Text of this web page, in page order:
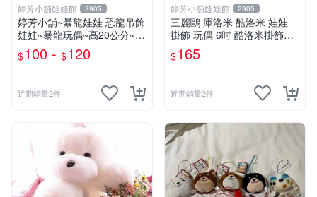
婷芳小舖娃娃館 2905
婷芳小舖~暴龍娃娃 恐龍吊飾
娃娃~暴龍玩偶~高20公分~恐
龍娃娃~侏儸紀世界~暴龍 暴
龍玩偶~生日/情人禮物~全省
$100 - $120
近期銷量2件
婷芳小舖娃娃館 2905
三麗鷗 庫洛米 酷洛米 娃娃
掛飾 玩偶 6吋 酷洛米掛飾飾
娃娃~正版三麗鷗 酷洛米坐姿
背小背包款 酷洛米娃娃掛飾
$165
近期銷量2件